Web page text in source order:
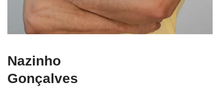
Nazinho
Gonçalves